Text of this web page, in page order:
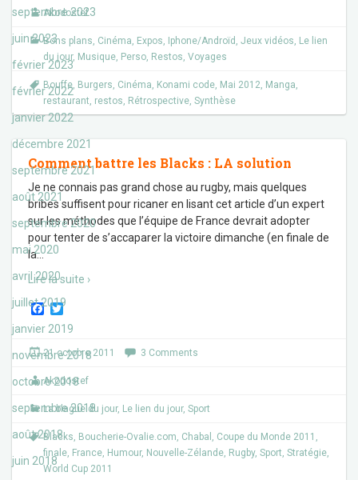
septembre 2023
juin 2023
février 2023
février 2022
janvier 2022
décembre 2021
septembre 2021
août 2021
septembre 2020
mai 2020
avril 2020
juillet 2019
janvier 2019
novembre 2018
octobre 2018
septembre 2018
août 2018
juin 2018
o
r
Akodostef
Bons plans, Cinéma, Expos, Iphone/Androïd , Jeux vidéos, Le lien
du jour, Musique, Perso, Restos, Voyages
Bouffe, Burgers, Cinéma, Konami code, Mai 2012, Manga,
restaurant, restos, Rétrospective, Synthèse
Comment battre les Blacks : LA solution
Je ne connais pas grand chose au rugby, mais quelques
bribes suffisent pour ricaner en lisant cet article d’un expert
sur les méthodes que l’équipe de France devrait adopter
pour tenter de s’accaparer la victoire dimanche (en finale de
la…
Lire la suite ›
F
a
c
e
b
o
T
w
i
t
r
21 octobre 2011 3 Comments
Akodostef
La blague du jour, Le lien du jour, Sport
Blacks, Boucherie-Ovalie.com, Chabal , Coupe du Monde 2011 ,
finale, France, Humour, Nouvelle-Zélande, Rugby, Sport, Stratégie,
World Cup 2011